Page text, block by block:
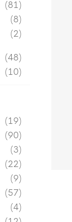
81
8
2
48
10
1
48
2
80
19
90
3
22
9
57
4